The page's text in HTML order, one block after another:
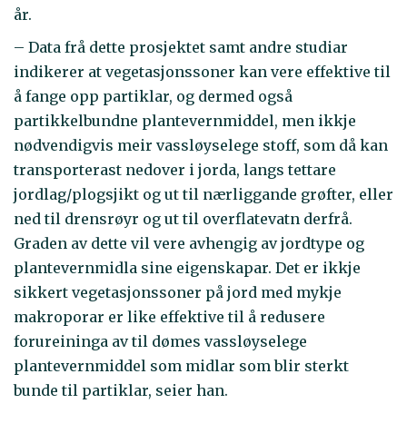
år.
– Data frå dette prosjektet samt andre studiar
indikerer at vegetasjonssoner kan vere effektive til
å fange opp partiklar, og dermed også
partikkelbundne plantevernmiddel, men ikkje
nødvendigvis meir vassløyselege stoff, som då kan
transporterast nedover i jorda, langs tettare
jordlag/plogsjikt og ut til nærliggande grøfter, eller
ned til drensrøyr og ut til overflatevatn derfrå.
Graden av dette vil vere avhengig av jordtype og
plantevernmidla sine eigenskapar. Det er ikkje
sikkert vegetasjonssoner på jord med mykje
makroporar er like effektive til å redusere
forureininga av til dømes vassløyselege
plantevernmiddel som midlar som blir sterkt
bunde til partiklar, seier han.